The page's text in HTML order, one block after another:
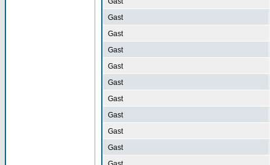
Gast
Gast
Gast
Gast
Gast
Gast
Gast
Gast
Gast